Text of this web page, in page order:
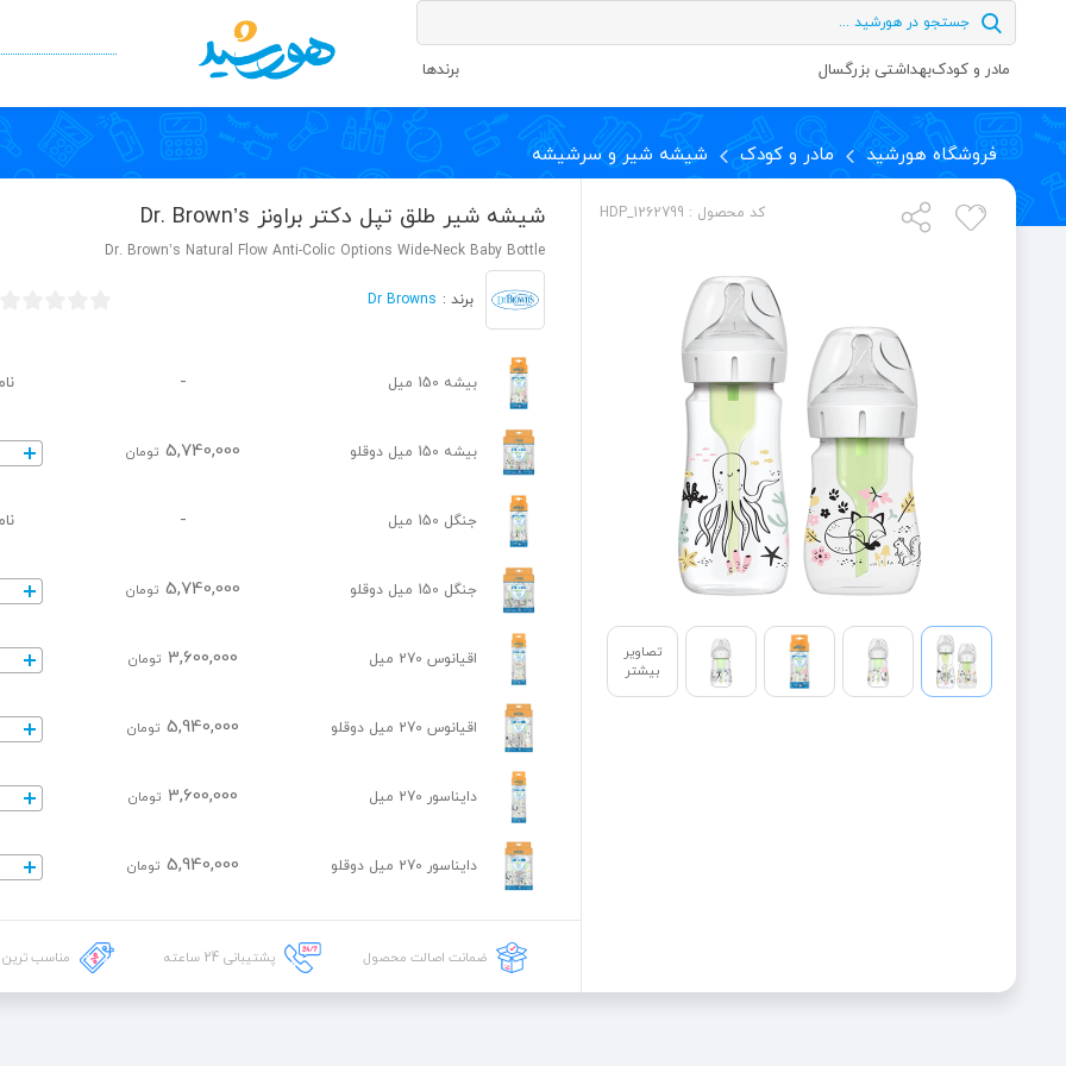
مادر و کودکبهداشتی بزرگسال برندها
فروشگاه هورشید مادر و کودک شیشه شیر و سرشیشه
کد محصول : HDP_1262799
تصاویر
بیشتر
شیشه شیر طلق تپل دکتر براونز Dr. Brown’s
Dr. Brown’s Natural Flow Anti-Colic Options Wide-Neck Baby Bottle
برند : Dr Browns
بیشه 150 میل -
بیشه 150 میل دوقلو 5,740,000 تومان
جنگل 150 میل -
جنگل 150 میل دوقلو 5,740,000 تومان
اقیانوس 270 میل 3,600,000 تومان
اقیانوس 270 میل دوقلو 5,940,000 تومان
دایناسور 270 میل 3,600,000 تومان
دایناسور 270 میل دوقلو 5,940,000 تومان
ضمانت اصالت محصول پشتیبانی 24 ساعته مناسب